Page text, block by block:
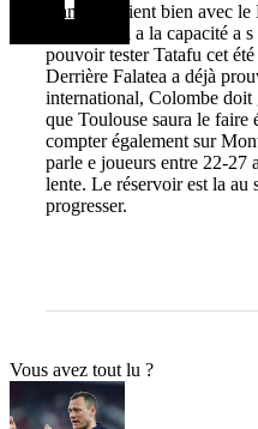
Bamba revient bien avec
tranquille il a la capacité a
pouvoir tester Tatafu cet
Derrière Falatea a déjà
international, Colombe doit
que Toulouse saura le
compter également sur
parle e joueurs entre 22-27
lente. Le réservoir est la au
progresser.
Vous avez tout lu ?